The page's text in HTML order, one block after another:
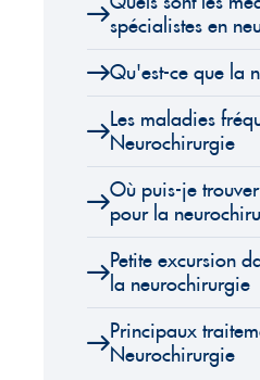
spécialistes en
Qu'est-ce que la
Les maladies
Neurochirurgie
Où puis-je
pour la
Petite excursion
la neurochirurgie
Principaux
Neurochirurgie